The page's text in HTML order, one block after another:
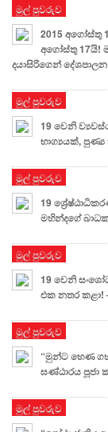
මුල් පුවරුව
2015 අගෝස්තු
අගෝස්තු 17යි!
දයාසිරිගෙන්
මුල් පුවරුව
19 වෙනි
භාග්‍යයක්,
මුල් පුවරුව
19
මහින්දගේ
මුල් පුවරුව
19 වෙනි
එක නතර කළා!
මුල් පුවරුව
“මුන්ට හෙණ
ඝණ්ඨාරය
මුල් පුවරුව